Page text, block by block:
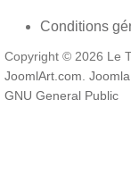
Conditions
Copyright © 2026 Le
JoomlArt.com.
GNU General Public